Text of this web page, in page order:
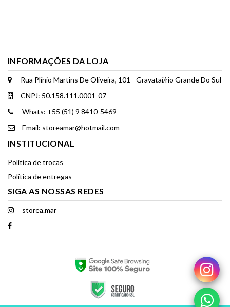
INFORMAÇÕES DA LOJA
Rua Plínio Martins De Oliveira, 101 - Gravataí/rio Grande Do Sul
CNPJ: 50.158.111.0001-07
Whats: +55 (51) 9 8410-5469
Email: storeamar@hotmail.com
INSTITUCIONAL
Política de trocas
Política de entregas
SIGA AS NOSSAS REDES
storea.mar